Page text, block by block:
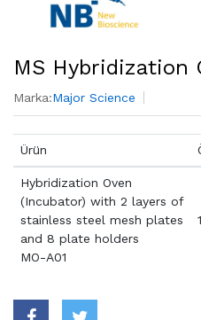
MS Hybridization
Marka:Major Science
Ürün
Hybridization Oven
(Incubator) with 2 layers of
stainless steel mesh plates
and 8 plate holders
MO-A01